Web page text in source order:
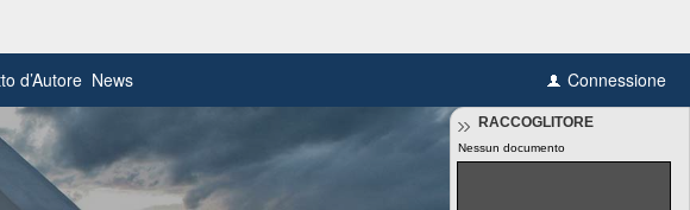
d’Autore News Connessione
Nessun documento
RACCOGLITORE